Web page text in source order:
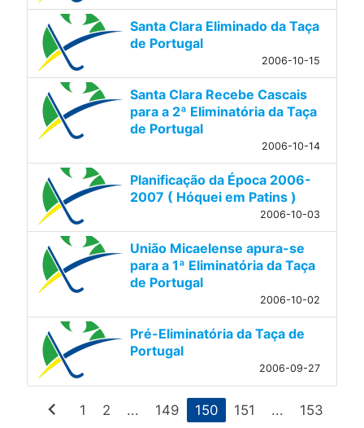
Santa Clara Eliminado da Taça
de Portugal
2006-10-15
Santa Clara Recebe Cascais
para a 2ª Eliminatória da Taça
de Portugal
2006-10-14
Planificação da Época 2006-
2007 ( Hóquei em Patins )
2006-10-03
União Micaelense apura-se
para a 1ª Eliminatória da Taça
de Portugal
2006-10-02
Pré-Eliminatória da Taça de
Portugal
2006-09-27
chevron_left 1 2 ... 149 150 151 ...
153